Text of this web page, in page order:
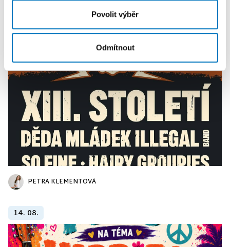
Povolit výběr
Odmítnout
11. 08.
PETRA KLEMENTOVÁ
14. 08.